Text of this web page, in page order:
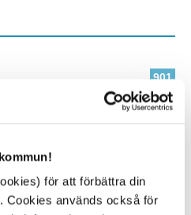
för att förbättra din
Cookies används också för
901